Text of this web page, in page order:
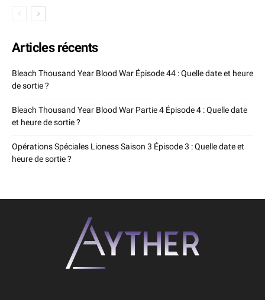
Articles récents
Bleach Thousand Year Blood War Épisode 44 : Quelle date et heure
de sortie ?
Bleach Thousand Year Blood War Partie 4 Épisode 4 : Quelle date
et heure de sortie ?
Opérations Spéciales Lioness Saison 3 Épisode 3 : Quelle date et
heure de sortie ?